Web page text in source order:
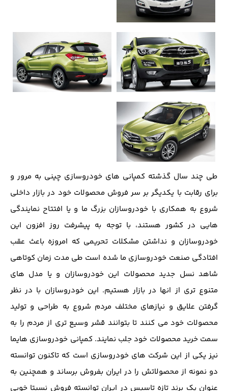
طی چند سال گذشته کمپانی های خودروسازی چینی به مرور و
برای رقابت با یکدیگر بر سر فروش محصولات خود در بازار داخلی
شروع به همکاری با خودروسازان بزرگ ما و یا افتتاح نمایندگی
هایی در کشور هستند، با توجه به پیشرفت روز افزون این
خودروسازان و نداشتن مشکلات تحریمی که امروزه باعث عقب
افتادگی صنعت خودروسازی ما شده است طی مدت زمان کوتاهی
شاهد نسل جدید محصولات این خودروسازان و یا مدل های
متنوع تری از انها در بازار هستیم. این خودروسازان با در نظر
گرفتن علایق و نیازهای مختلف مردم شروع به طراحی و تولید
محصولات خود می کنند تا بتوانند قشر وسیع تری از مردم را به
سمت خرید محصولات خود جلب نمایند. کمپانی خودروسازی هایما
نیز یکی از این شرکت های خودروسازی است که تاکنون توانسته
دو نمونه از محصولاتش را در ایران بفروش برساند و همچنین به
عنوان یک برند تازه تاسیس در ایران توانسته فروش نسبتا خوبی